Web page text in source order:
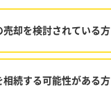
売却を検討されている方
相続する可能性がある方